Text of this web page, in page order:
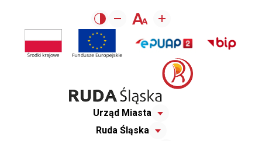
Urząd Miasta
Ruda Śląska